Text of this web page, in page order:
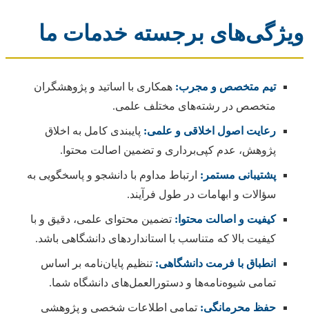
ویژگی‌های برجسته خدمات ما
تیم متخصص و مجرب: همکاری با اساتید و پژوهشگران
متخصص در رشته‌های مختلف علمی.
رعایت اصول اخلاقی و علمی: پایبندی کامل به اخلاق
پژوهش، عدم کپی‌برداری و تضمین اصالت محتوا.
پشتیبانی مستمر: ارتباط مداوم با دانشجو و پاسخگویی به
سؤالات و ابهامات در طول فرآیند.
کیفیت و اصالت محتوا: تضمین محتوای علمی، دقیق و با
کیفیت بالا که متناسب با استانداردهای دانشگاهی باشد.
انطباق با فرمت دانشگاهی: تنظیم پایان‌نامه بر اساس
تمامی شیوه‌نامه‌ها و دستورالعمل‌های دانشگاه شما.
حفظ محرمانگی: تمامی اطلاعات شخصی و پژوهشی